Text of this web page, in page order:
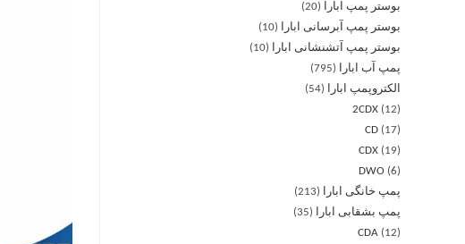
بوستر پمپ ابارا
20
بوستر پمپ آبرسانی ابارا
10
بوستر پمپ آتشنشانی ابارا
10
پمپ آب ابارا
795
الکتروپمپ ابارا
54
2CDX
12
CD
17
CDX
19
DWO
6
پمپ خانگی ابارا
213
پمپ بشقابی ابارا
35
CDA
12